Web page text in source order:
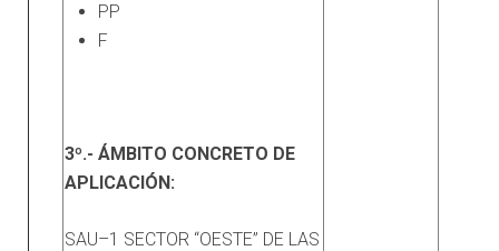
PP
F
3º.- ÁMBITO CONCRETO DE
APLICACIÓN:
SAU–1 SECTOR “OESTE” DE LAS